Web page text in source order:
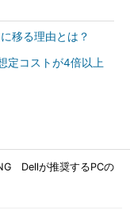
移る理由とは？
定コストが4倍以上
Dellが推奨するPCの